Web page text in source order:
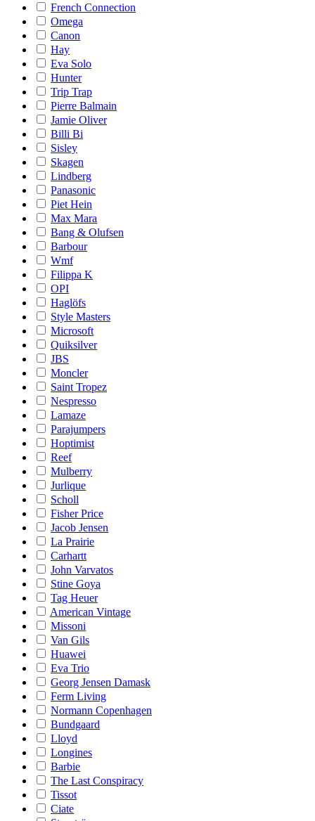
French Connection
Omega
Canon
Hay
Eva Solo
Hunter
Trip Trap
Pierre Balmain
Jamie Oliver
Billi Bi
Sisley
Skagen
Lindberg
Panasonic
Piet Hein
Max Mara
Bang & Olufsen
Barbour
Wmf
Filippa K
OPI
Haglöfs
Style Masters
Microsoft
Quiksilver
JBS
Moncler
Saint Tropez
Nespresso
Lamaze
Parajumpers
Hoptimist
Reef
Mulberry
Jurlique
Scholl
Fisher Price
Jacob Jensen
La Prairie
Carhartt
John Varvatos
Stine Goya
Tag Heuer
American Vintage
Missoni
Van Gils
Huawei
Eva Trio
Georg Jensen Damask
Ferm Living
Normann Copenhagen
Bundgaard
Lloyd
Longines
Barbie
The Last Conspiracy
Tissot
Ciate